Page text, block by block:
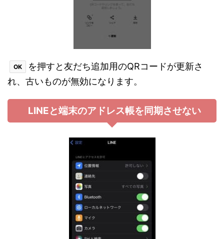
OK
を押すと友だち追加用のQRコードが更新さ
れ、古いものが無効になります。
LINEと端末のアドレス帳を同期させない